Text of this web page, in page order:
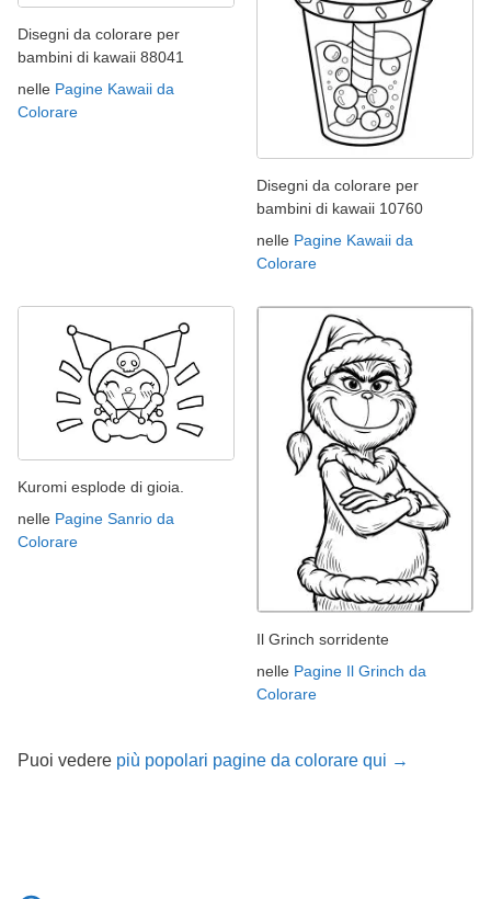
Disegni da colorare per
bambini di kawaii 88041
nelle Pagine Kawaii da
Colorare
Disegni da colorare per
bambini di kawaii 10760
nelle Pagine Kawaii da
Colorare
Kuromi esplode di gioia.
nelle Pagine Sanrio da
Colorare
Il Grinch sorridente
nelle Pagine Il Grinch da
Colorare
Puoi vedere più popolari pagine da colorare qui →